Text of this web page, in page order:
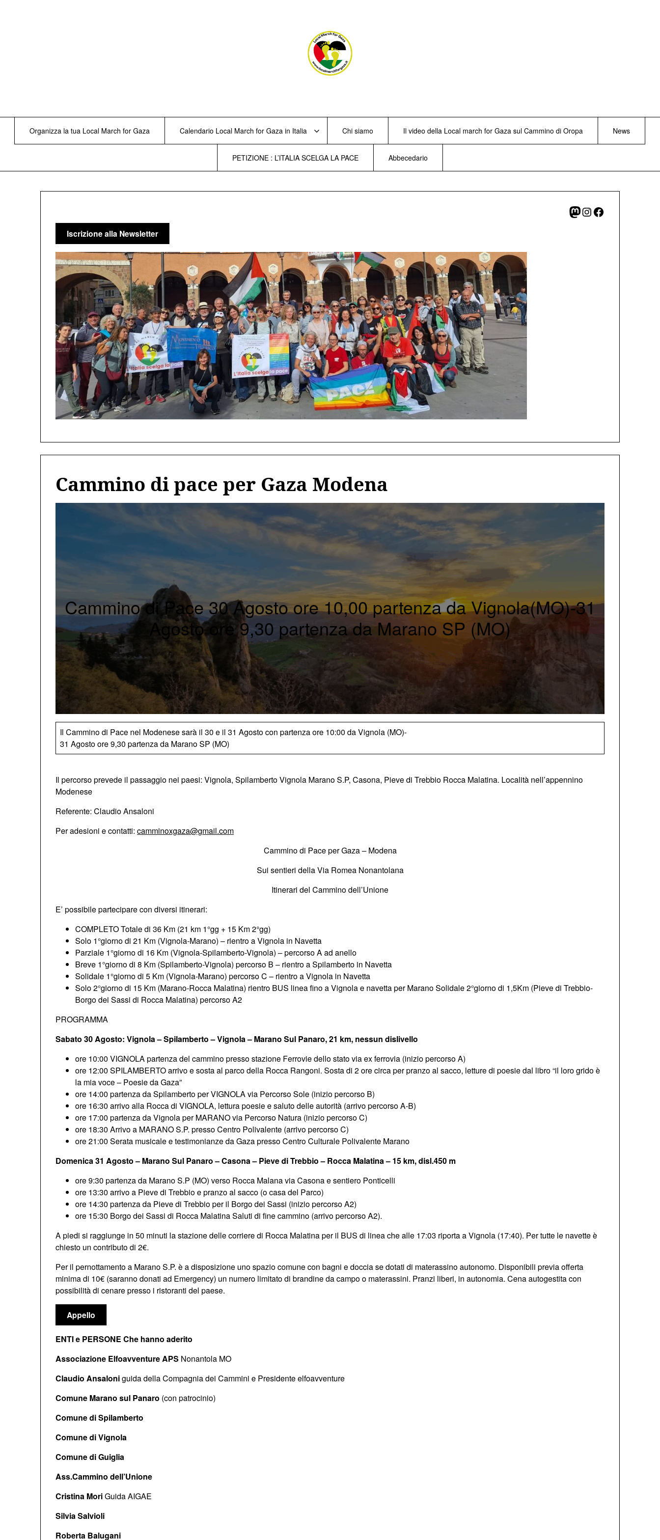
Organizza la tua Local March for Gaza Calendario Local March for Gaza in Italia Chi siamo Il video della Local march for Gaza sul Cammino di Oropa News
PETIZIONE : L’ITALIA SCELGA LA PACE Abbecedario
Mastodon
Instagram
Facebook
Iscrizione alla Newsletter
Cammino di pace per Gaza Modena
Cammino di Pace 30 Agosto ore 10,00 partenza da Vignola(MO)-31
Agosto ore 9,30 partenza da Marano SP (MO)
Il Cammino di Pace nel Modenese sarà il 30 e il 31 Agosto con partenza ore 10:00 da Vignola (MO)-
31 Agosto ore 9,30 partenza da Marano SP (MO)
Il percorso prevede il passaggio nei paesi: Vignola, Spilamberto Vignola Marano S.P, Casona, Pieve di Trebbio Rocca Malatina. Località nell’appennino
Modenese
Referente: Claudio Ansaloni
Per adesioni e contatti: camminoxgaza@gmail.com
Cammino di Pace per Gaza – Modena
Sui sentieri della Via Romea Nonantolana
Itinerari del Cammino dell’Unione
E’ possibile partecipare con diversi itinerari:
COMPLETO Totale di 36 Km (21 km 1°gg + 15 Km 2°gg)
Solo 1°giorno di 21 Km (Vignola-Marano) – rientro a Vignola in Navetta
Parziale 1°giorno di 16 Km (Vignola-Spilamberto-Vignola) – percorso A ad anello
Breve 1°giorno di 8 Km (Spilamberto-Vignola) percorso B – rientro a Spilamberto in Navetta
Solidale 1°giorno di 5 Km (Vignola-Marano) percorso C – rientro a Vignola in Navetta
Solo 2°giorno di 15 Km (Marano-Rocca Malatina) rientro BUS linea fino a Vignola e navetta per Marano Solidale 2°giorno di 1,5Km (Pieve di Trebbio-
Borgo dei Sassi di Rocca Malatina) percorso A2
PROGRAMMA
Sabato 30 Agosto: Vignola – Spilamberto – Vignola – Marano Sul Panaro, 21 km, nessun dislivello
ore 10:00 VIGNOLA partenza del cammino presso stazione Ferrovie dello stato via ex ferrovia (inizio percorso A)
ore 12:00 SPILAMBERTO arrivo e sosta al parco della Rocca Rangoni. Sosta di 2 ore circa per pranzo al sacco, letture di poesie dal libro “il loro grido è
la mia voce – Poesie da Gaza”
ore 14:00 partenza da Spilamberto per VIGNOLA via Percorso Sole (inizio percorso B)
ore 16:30 arrivo alla Rocca di VIGNOLA, lettura poesie e saluto delle autorità (arrivo percorso A-B)
ore 17:00 partenza da Vignola per MARANO via Percorso Natura (inizio percorso C)
ore 18:30 Arrivo a MARANO S.P. presso Centro Polivalente (arrivo percorso C)
ore 21:00 Serata musicale e testimonianze da Gaza presso Centro Culturale Polivalente Marano
Domenica31 Agosto – Marano Sul Panaro – Casona – Pieve di Trebbio – Rocca Malatina – 15 km, disl.450 m
ore 9:30 partenza da Marano S.P (MO) verso Rocca Malana via Casona e sentiero Ponticelli
ore 13:30 arrivo a Pieve di Trebbio e pranzo al sacco (o casa del Parco)
ore 14:30 partenza da Pieve di Trebbio per il Borgo dei Sassi (inizio percorso A2)
ore 15:30 Borgo dei Sassi di Rocca Malatina Saluti di fine cammino (arrivo percorso A2).
A piedi si raggiunge in 50 minuti la stazione delle corriere di Rocca Malatina per il BUS di linea che alle 17:03 riporta a Vignola (17:40). Per tutte le navette è
chiesto un contributo di 2€.
Per il pernottamento a Marano S.P. è a disposizione uno spazio comune con bagni e doccia se dotati di materassino autonomo. Disponibili previa offerta
minima di 10€ (saranno donati ad Emergency) un numero limitato di brandine da campo o materassini. Pranzi liberi, in autonomia. Cena autogestita con
possibilità di cenare presso i ristoranti del paese.
Appello
ENTI e PERSONE Che hanno aderito
Associazione Elfoavventure APS Nonantola MO
Claudio Ansaloniguida della Compagnia dei Cammini e Presidente elfoavventure
Comune Marano sul Panaro (con patrocinio)
Comune di Spilamberto
Comune di Vignola
Comune di Guiglia
Ass.Cammino dell’Unione
Cristina MoriGuida AIGAE
Silvia Salvioli
Roberta Balugani